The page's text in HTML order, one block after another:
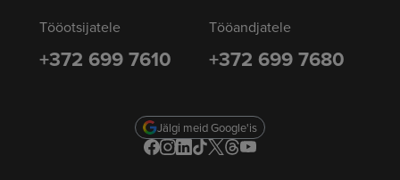
Tööotsijatele
+372 699 7610
Tööandjatele
+372 699 7680
Jälgi meid Google'is